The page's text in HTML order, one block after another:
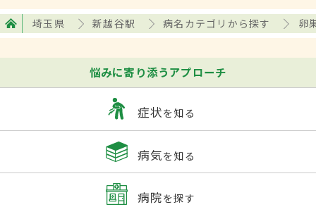
埼玉県 新越谷駅 病名カテゴリから探す 卵
悩みに寄り添うアプローチ
症状を知る
病気を知る
病院を探す